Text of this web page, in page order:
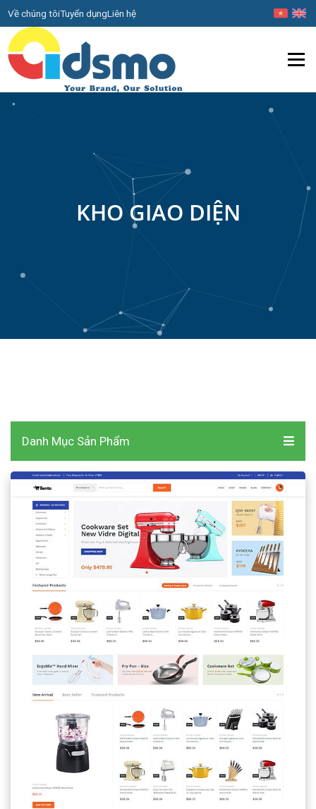
Về chúng tôiTuyển dụngLiên hệ
KHO GIAO DIỆN
Danh Mục Sản Phẩm